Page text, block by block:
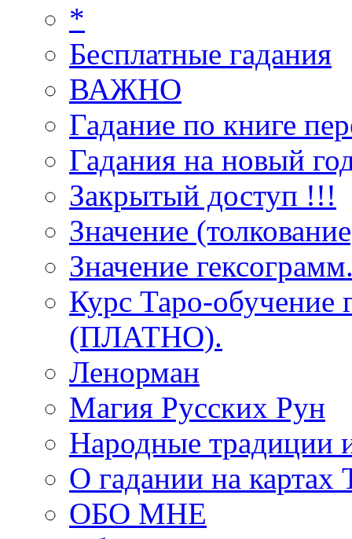
*
Бесплатные гадания
ВАЖНО
Гадание по книге
Гадания на новый
Закрытый доступ !!!
Значение
Значение
Курс Таро-обучение
(ПЛАТНО).
Ленорман
Магия Русских Рун
Народные традиции
О гадании на картах
ОБО МНЕ